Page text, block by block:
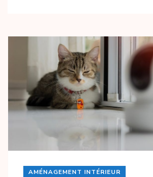
AMÉNAGEMENT INTÉRIEUR